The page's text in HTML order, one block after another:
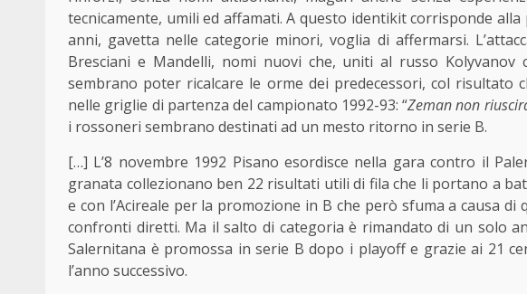
tecnicamente, umili ed affamati. A questo identikit corrisponde
anni, gavetta nelle categorie minori, voglia di affermarsi.
Bresciani e Mandelli, nomi nuovi che, uniti al russo
sembrano poter ricalcare le orme dei predecessori, col risultato
nelle griglie di partenza del campionato 1992-93: “Zeman non
i rossoneri sembrano destinati ad un mesto ritorno in serie B.
[…] L’8 novembre 1992 Pisano esordisce nella gara contro il
granata collezionano ben 22 risultati utili di fila che li portano a
e con l’Acireale per la promozione in B che però sfuma a causa
confronti diretti. Ma il salto di categoria è rimandato di un solo
Salernitana è promossa in serie B dopo i playoff e grazie ai 21
l’anno successivo.